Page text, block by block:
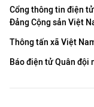
Cổng thông tin điện tử
Đảng Cộng sản Việt
Thông tấn xã Việt
Báo điện tử Quân đội